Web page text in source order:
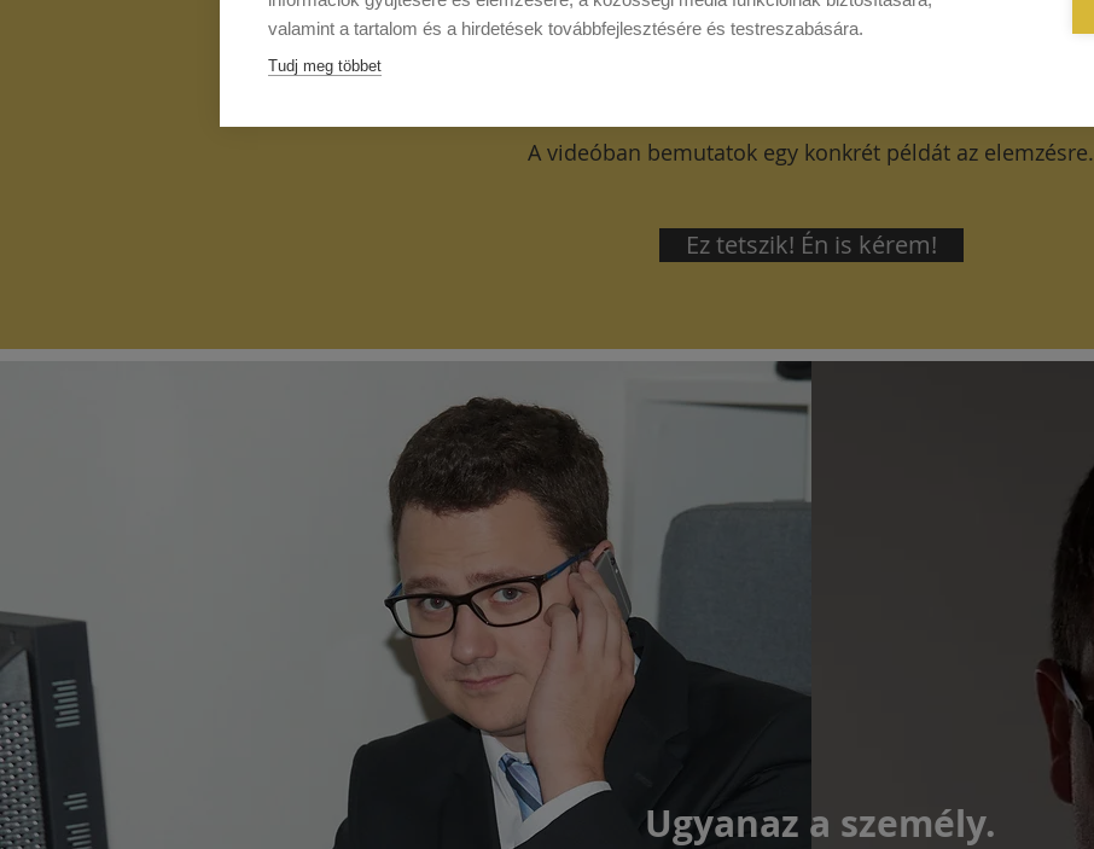
valamint a tartalom és a hirdetések továbbfejlesztésére és testreszabására.
Tudj meg többet
A videóban bemutatok egy konkrét példát az elemzésre.
Ez tetszik! Én is kérem!
Ugyanaz a személy.